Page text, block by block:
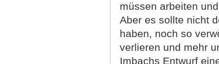
müssen arbeiten
Aber es sollte nicht
haben, noch so
verlieren und mehr
Imbachs Entwurf